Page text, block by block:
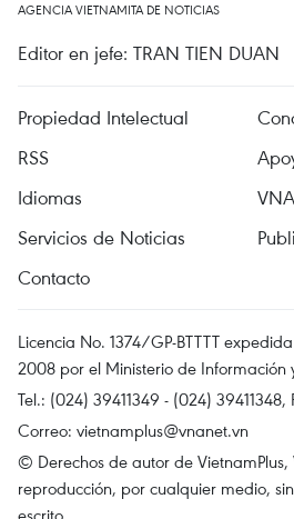
AGENCIA VIETNAMITA DE NOTICIAS
Editor en jefe: TRAN TIEN DUAN
Propiedad Intelectual
RSS
Idiomas
VNA
Servicios de Noticias
Contacto
Licencia No. 1374/GP-BTTTT
2008 por el Ministerio de Información
Tel.: (024) 39411349 - (024) 39411348,
Correo: vietnamplus@vnanet.vn
© Derechos de autor de VietnamPlus,
reproducción, por cualquier medio,